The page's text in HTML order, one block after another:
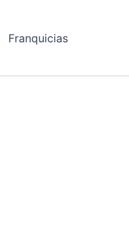
Franquicias